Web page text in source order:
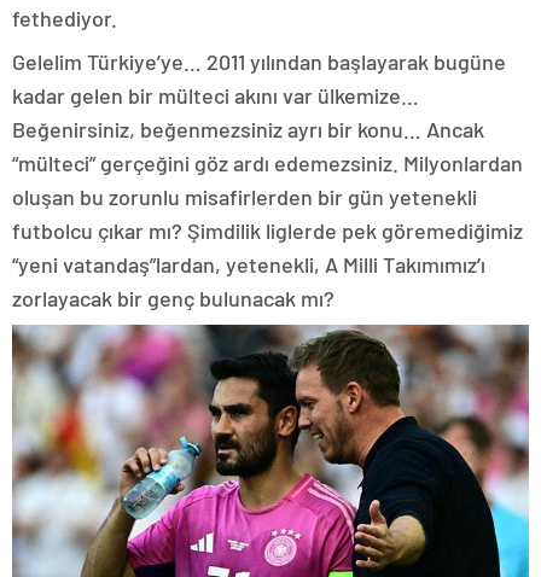
fethediyor.
Gelelim Türkiye’ye… 2011 yılından başlayarak bugüne
kadar gelen bir mülteci akını var ülkemize…
Beğenirsiniz, beğenmezsiniz ayrı bir konu… Ancak
“mülteci” gerçeğini göz ardı edemezsiniz. Milyonlardan
oluşan bu zorunlu misafirlerden bir gün yetenekli
futbolcu çıkar mı? Şimdilik liglerde pek göremediğimiz
“yeni vatandaş”lardan, yetenekli, A Milli Takımımız’ı
zorlayacak bir genç bulunacak mı?